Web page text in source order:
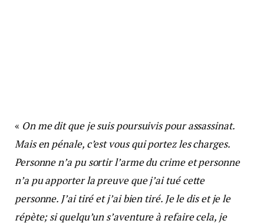
« On me dit que je suis poursuivis pour assassinat.
Mais en pénale, c’est vous qui portez les charges.
Personne n’a pu sortir l’arme du crime et personne
n’a pu apporter la preuve que j’ai tué cette
personne. J’ai tiré et j’ai bien tiré. Je le dis et je le
répète; si quelqu’un s’aventure à refaire cela, je